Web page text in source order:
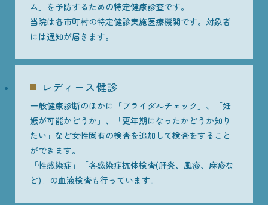
ム」を予防するための特定健康診査です。
当院は各市町村の特定健診実施医療機関です。対象者
には通知が届きます。
レディース健診
一般健康診断のほかに「ブライダルチェック」、「妊
娠が可能かどうか」、「更年期になったかどうか知り
たい」など女性固有の検査を追加して検査をすること
ができます。
「性感染症」「各感染症抗体検査(肝炎、風疹、麻疹な
ど)」の血液検査も行っています。